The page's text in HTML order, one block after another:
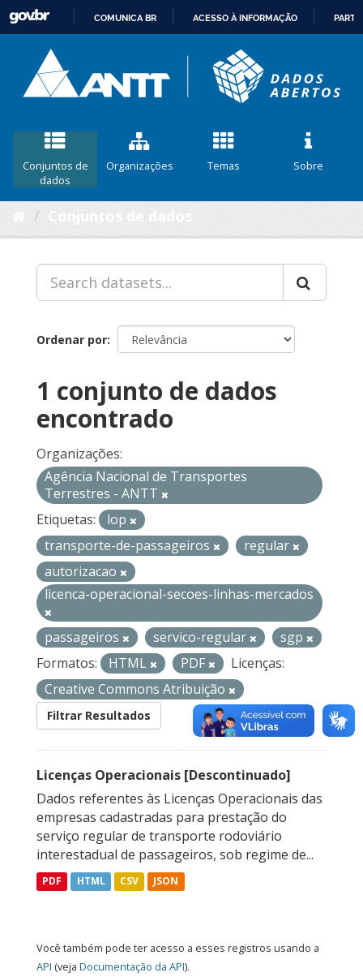
CONTEÚDO
COMUNICA BR ACESSO À INFORMAÇÃO
Conjuntos de
dados
Organizações Temas Sobre
Ordenar por
1 conjunto de dados
encontrado
Organizações:
Agência Nacional de Transportes
Terrestres - ANTT
Etiquetas:
lop
transporte-de-passageiros
regular
autorizacao
licenca-operacional-secoes-linhas-mercados
passageiros servico-regular
sgp
Formatos:
HTML PDF
Licenças:
Creative Commons Atribuição
Filtrar Resultados
Licenças Operacionais [Descontinuado]
Dados referentes às Licenças Operacionais das
empresas cadastradas para prestação do
serviço regular de transporte rodoviário
interestadual de passageiros, sob regime de...
PDF HTML CSV JSON
Você também pode ter acesso a esses registros usando a
API (veja Documentação da API).